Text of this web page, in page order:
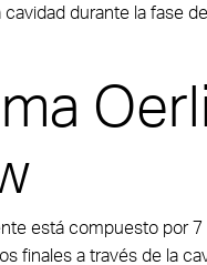
durante la fase
está compuesto por
finales a través de la